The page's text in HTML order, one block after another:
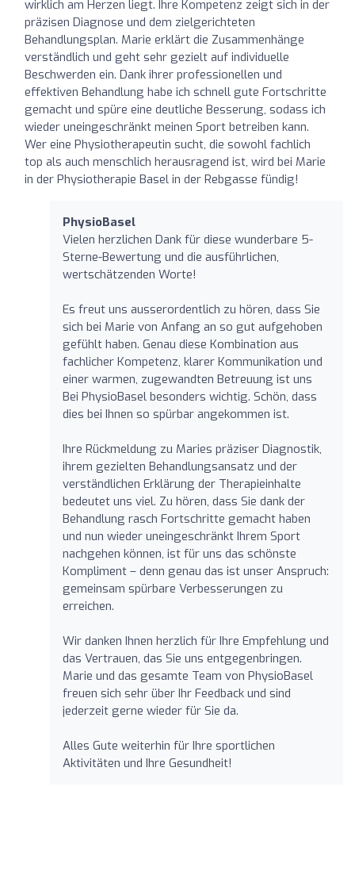
wirklich am Herzen liegt. Ihre Kompetenz zeigt sich in der
präzisen Diagnose und dem zielgerichteten
Behandlungsplan. Marie erklärt die Zusammenhänge
verständlich und geht sehr gezielt auf individuelle
Beschwerden ein. Dank ihrer professionellen und
effektiven Behandlung habe ich schnell gute Fortschritte
gemacht und spüre eine deutliche Besserung, sodass ich
wieder uneingeschränkt meinen Sport betreiben kann.
Wer eine Physiotherapeutin sucht, die sowohl fachlich
top als auch menschlich herausragend ist, wird bei Marie
in der Physiotherapie Basel in der Rebgasse fündig!
PhysioBasel
Vielen herzlichen Dank für diese wunderbare 5-
Sterne-Bewertung und die ausführlichen,
wertschätzenden Worte!
Es freut uns ausserordentlich zu hören, dass Sie
sich bei Marie von Anfang an so gut aufgehoben
gefühlt haben. Genau diese Kombination aus
fachlicher Kompetenz, klarer Kommunikation und
einer warmen, zugewandten Betreuung ist uns
Bei PhysioBasel besonders wichtig. Schön, dass
dies bei Ihnen so spürbar angekommen ist.
Ihre Rückmeldung zu Maries präziser Diagnostik,
ihrem gezielten Behandlungsansatz und der
verständlichen Erklärung der Therapieinhalte
bedeutet uns viel. Zu hören, dass Sie dank der
Behandlung rasch Fortschritte gemacht haben
und nun wieder uneingeschränkt Ihrem Sport
nachgehen können, ist für uns das schönste
Kompliment – denn genau das ist unser Anspruch:
gemeinsam spürbare Verbesserungen zu
erreichen.
Wir danken Ihnen herzlich für Ihre Empfehlung und
das Vertrauen, das Sie uns entgegenbringen.
Marie und das gesamte Team von PhysioBasel
freuen sich sehr über Ihr Feedback und sind
jederzeit gerne wieder für Sie da.
Alles Gute weiterhin für Ihre sportlichen
Aktivitäten und Ihre Gesundheit!